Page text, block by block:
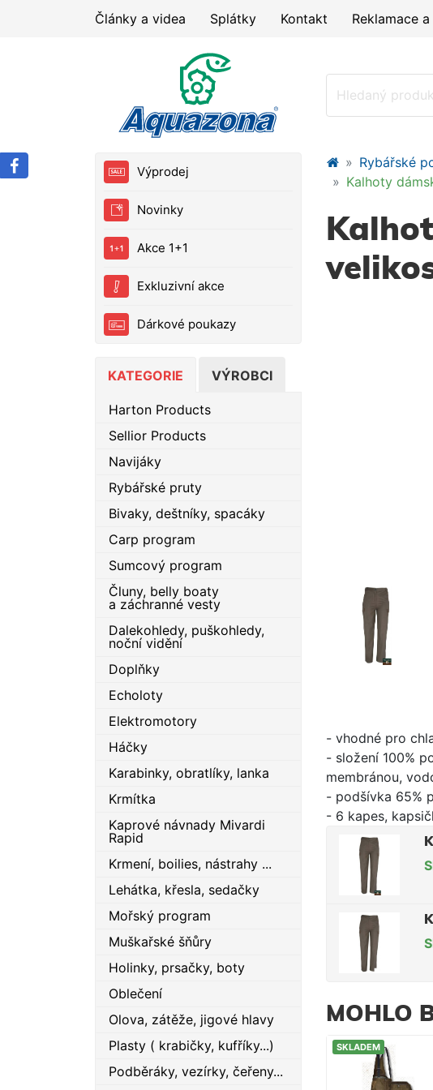
Články a videa Splátky Kontakt Reklamace
Výprodej
Novinky
Akce 1+1
Exkluzivní akce
Dárkové poukazy
KATEGORIE VÝROBCI
Harton Products
Sellior Products
Navijáky
Rybářské pruty
Bivaky, deštníky, spacáky
Carp program
Sumcový program
Čluny, belly boaty
a záchranné vesty
Dalekohledy, puškohledy,
noční vidění
Doplňky
Echoloty
Elektromotory
Háčky
Karabinky, obratlíky, lanka
Krmítka
Kaprové návnady Mivardi
Rapid
Krmení, boilies, nástrahy ...
Lehátka, křesla, sedačky
Mořský program
Muškařské šňůry
Holinky, prsačky, boty
Oblečení
Olova, zátěže, jigové hlavy
Plasty ( krabičky, kufříky...)
Podběráky, vezírky, čeřeny...
Rybářské
Kalhoty
- vhodné pro
- složení 100%
membránou,
- podšívka 65%
- 6 kapes,
MOHLO
SKLADEM